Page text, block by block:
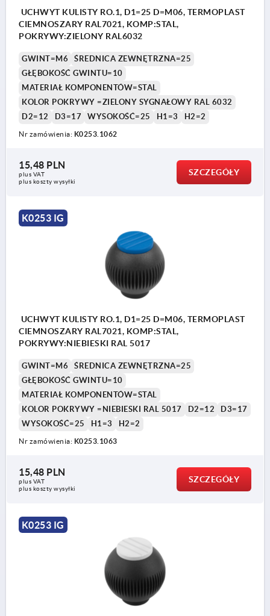
UCHWYT KULISTY RO.1, D1=25 D=M06, TERMOPLAST
CIEMNOSZARY RAL7021, KOMP:STAL,
POKRYWY:ZIELONY RAL6032
GWINT=M6
ŚREDNICA ZEWNĘTRZNA=25
GŁĘBOKOŚĆ GWINTU=10
MATERIAŁ KOMPONENTÓW=STAL
KOLOR POKRYWY =ZIELONY SYGNAŁOWY RAL 6032
D2=12
D3=17 WYSOKOŚĆ=25 H1=3 H2=2
Nr zamówienia: K0253.1062
15,48 PLN
plus VAT
plus koszty wysyłki
SZCZEGÓŁY
K0253 IG
UCHWYT KULISTY RO.1, D1=25 D=M06, TERMOPLAST
CIEMNOSZARY RAL7021, KOMP:STAL,
POKRYWY:NIEBIESKI RAL 5017
GWINT=M6
ŚREDNICA ZEWNĘTRZNA=25
GŁĘBOKOŚĆ GWINTU=10
MATERIAŁ KOMPONENTÓW=STAL
KOLOR POKRYWY =NIEBIESKI RAL 5017
D2=12
D3=17
WYSOKOŚĆ=25
H1=3 H2=2
Nr zamówienia: K0253.1063
15,48 PLN
plus VAT
plus koszty wysyłki
SZCZEGÓŁY
K0253 IG